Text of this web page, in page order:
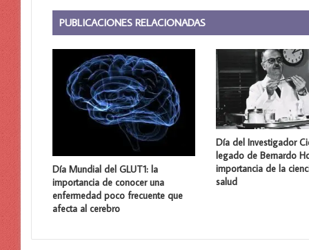
PUBLICACIONES RELACIONADAS
Día Mundial del GLUT1: la
importancia de conocer una
enfermedad poco frecuente que
afecta al cerebro
Día del Investigador
legado de Bernardo
importancia de la
salud